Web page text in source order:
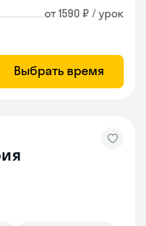
от 1590 ₽ / урок
Выбрать время